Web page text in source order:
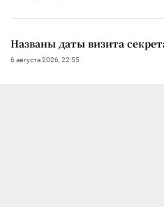
Названы даты визита
6 августа 2026, 22:55